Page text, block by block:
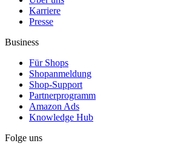
Karriere
Presse
Business
Für Shops
Shopanmeldung
Shop-Support
Partnerprogramm
Amazon Ads
Knowledge Hub
Folge uns